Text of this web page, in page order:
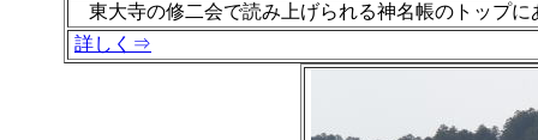
東大寺の修二会で読み上げられる神名帳のトップ
詳しく⇒